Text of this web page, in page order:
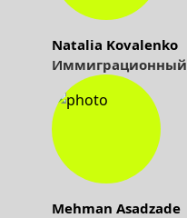
Natalia Kovalenko
Иммиграционный
Mehman Asadzade